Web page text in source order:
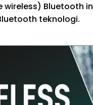
Bluetooth
teknologi.